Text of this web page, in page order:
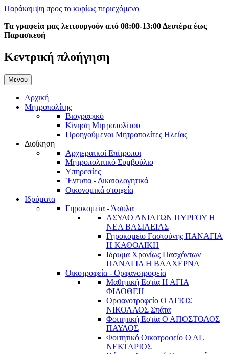
Παράκαμψη προς το κυρίως περιεχόμενο
Τα γραφεία μας λειτουργούν από 08:00-13:00 Δευτέρα έως
Παρασκευή
Κεντρική πλοήγηση
Μενού
Αρχική
Μητροπολίτης
Βιογραφικό
Κίνηση Μητροπολίτου
Προηγούμενοι Μητροπολίτες Ηλείας
Διοίκηση
Αρχιερατκοί Επίτροποι
Μητροπολιτικό Συμβούλιο
Υπηρεσίες
'Έντυπα - Δικαιολογητικά
Οικονομικά στοιχεία
Ιδρύματα
Γηροκομεία - Άσυλα
ΑΣΥΛΟ ΑΝΙΑΤΩΝ ΠΥΡΓΟΥ Η
ΝΕΑ ΒΑΣΙΛΕΙΑΣ
Γηροκομείο Γαστούνης ΠΑΝΑΓΙΑ
Η ΚΑΘΟΛΙΚΗ
Ιδρυμα Χρονίως Πασχόντων
ΠΑΝΑΓΙΑ Η ΒΛΑΧΕΡΝΑ
Οικοτροφεία - Ορφανοτροφεία
Μαθητική Εστία Η ΑΓΙΑ
ΦΙΛΟΘΕΗ
Ορφανοτροφείο Ο ΑΓΙΟΣ
ΝΙΚΟΛΑΟΣ Σπάτα
Φοιτητική Εστία Ο ΑΠΟΣΤΟΛΟΣ
ΠΑΥΛΟΣ
Φοιτητικό Οικοτροφείο Ο ΑΓ.
ΝΕΚΤΑΡΙΟΣ